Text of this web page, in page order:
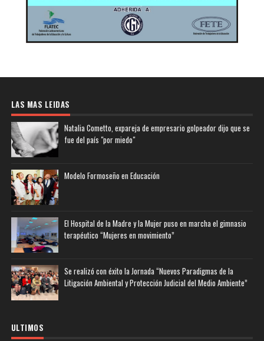
LAS MAS LEIDAS
Natalia Cometto, expareja de empresario golpeador dijo que se
fue del país "por miedo"
Modelo Formoseño en Educación
El Hospital de la Madre y la Mujer puso en marcha el gimnasio
terapéutico “Mujeres en movimiento”
Se realizó con éxito la Jornada “Nuevos Paradigmas de la
Litigación Ambiental y Protección Judicial del Medio Ambiente”
ULTIMOS